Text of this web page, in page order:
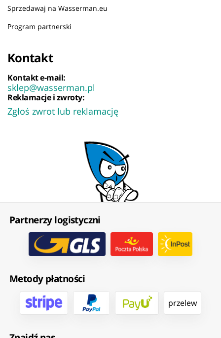
Sprzedawaj na Wasserman.eu
Program partnerski
Kontakt
Kontakt e-mail:
sklep@wasserman.pl
Reklamacje i zwroty:
Zgłoś zwrot lub reklamację
Partnerzy logistyczni
Metody płatności
przelew